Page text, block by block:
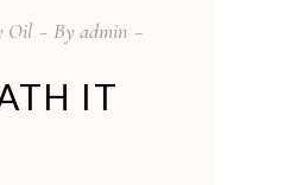
Oil Byadmin
IT